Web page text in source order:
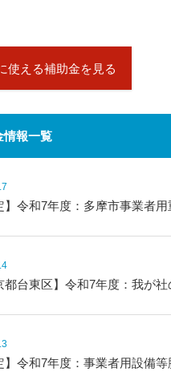
使える補助金を見る
情報一覧
】令和7年度：多摩市事業者
都台東区】令和7年度：我
】令和7年度：事業者用設備